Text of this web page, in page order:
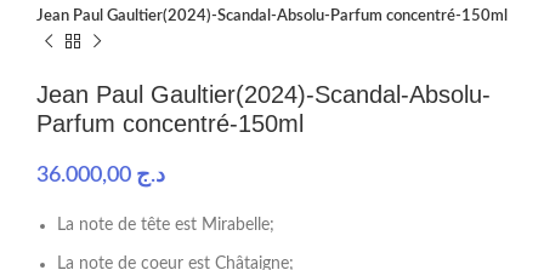
Jean Paul Gaultier(2024)-Scandal-Absolu-Parfum concentré-150ml
Jean Paul Gaultier(2024)-Scandal-Absolu-
Parfum concentré-150ml
د.ج
La note de tête est Mirabelle;
La note de coeur est Châtaigne;